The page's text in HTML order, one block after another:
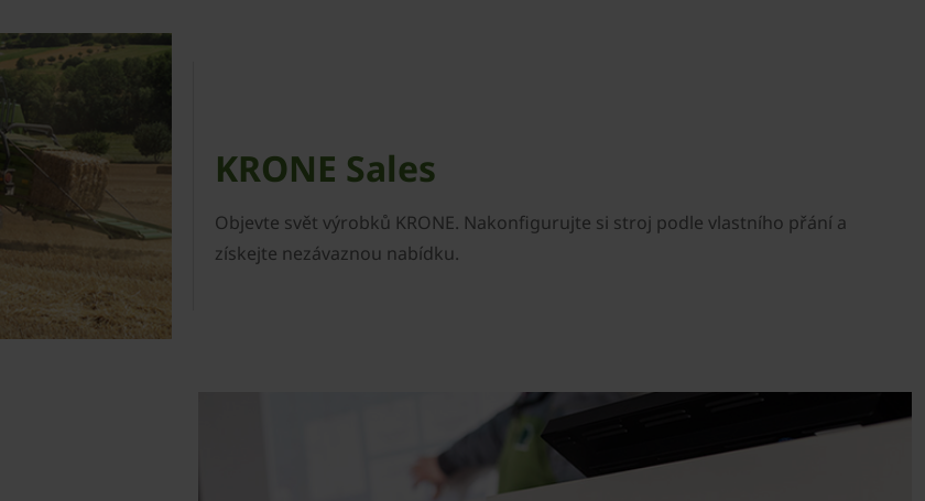
KRONE Sales
Objevte svět výrobků KRONE. Nakonfigurujte si stroj podle vlastního přání a
získejte nezávaznou nabídku.